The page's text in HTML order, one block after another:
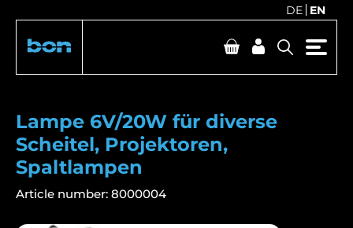
DE EN
Lampe 6V/20W für diverse
Scheitel, Projektoren,
Spaltlampen
Article number: 8000004